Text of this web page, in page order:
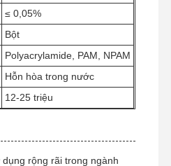
Tôi
≤ 0,05%
Bột
Polyacrylamide, PAM, NPAM
Hỗn hòa trong nước
12-25 triệu
rộng rãi trong ngành